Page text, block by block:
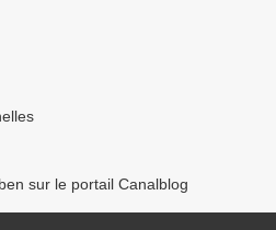
sur le portail Canalblog